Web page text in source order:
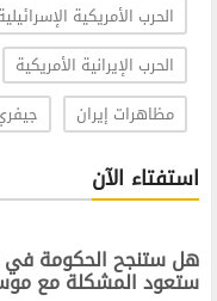
الحرب الأمريكية
الحرب الإيرانية الأمريكية
مظاهرات إيران
استفتاء الآن
هل ستنجح الحكومة في
ستعود المشكلة مع